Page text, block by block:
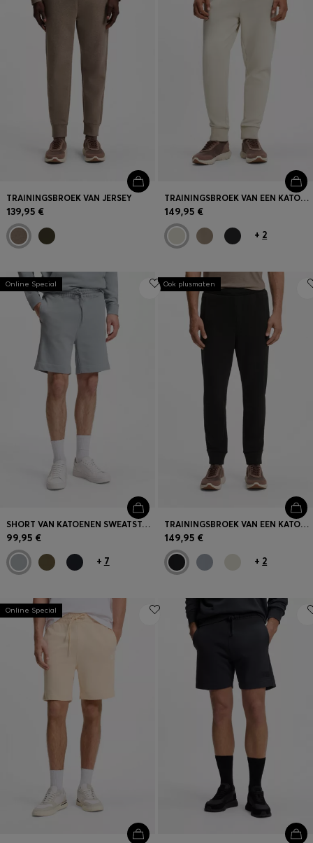
TRAININGSBROEK VAN JERSEY
139,95 €
TRAININGSBROEK VAN EEN KATOENMIX MET LOGOSTIKSEL
149,95 €
+ 2
Online Special
SHORT VAN KATOENEN SWEATSTOF MET LOGOPATCH
99,95 €
+ 7
Ook plusmaten
TRAININGSBROEK VAN EEN KATOENMIX MET LOGOSTIKSEL
149,95 €
+ 2
Online Special